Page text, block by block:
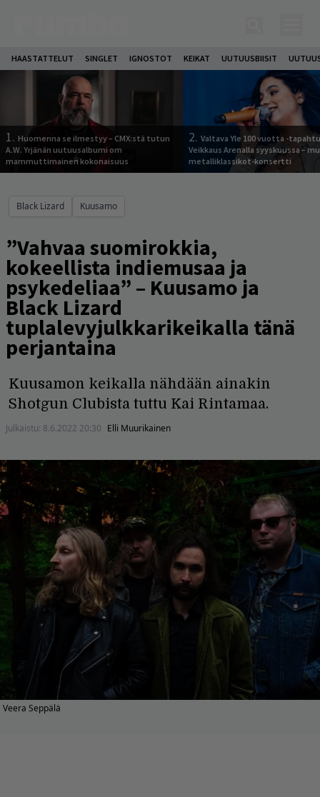
HAASTATTELUT SINGLET IGNOSTOT KEIKAT UUTUUSBIISIT
1. Huomenna se ilmestyy – CMX:stä tutun
A.W. Yrjänän uutuusalbumi om
mammuttimainen kokonaisuus
2. Valtava Yle 100 vuotta -
Veikkaus Arenalla syyskuussa –
metalliklassikot-konsertti
Black Lizard Kuusamo
”Vahvaa suomirokkia,
kokeellista indiemusaa ja
psykedeliaa” – Kuusamo ja
Black Lizard
tuplalevyjulkkarikeikalla tänä
perjantaina
Kuusamon keikalla nähdään ainakin
Shotgun Clubista tuttu Kai Rintamaa.
Julkaistu: 8.6.2022 20:30 Elli Muurikainen
Veera Seppälä